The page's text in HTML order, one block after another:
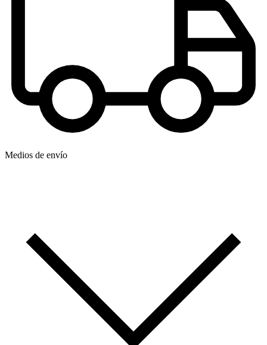
Medios de envío